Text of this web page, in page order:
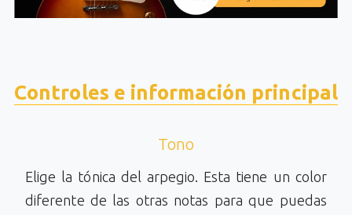
Controles e información principal
Tono
Elige la tónica del arpegio. Esta tiene un color
diferente de las otras notas para que puedas